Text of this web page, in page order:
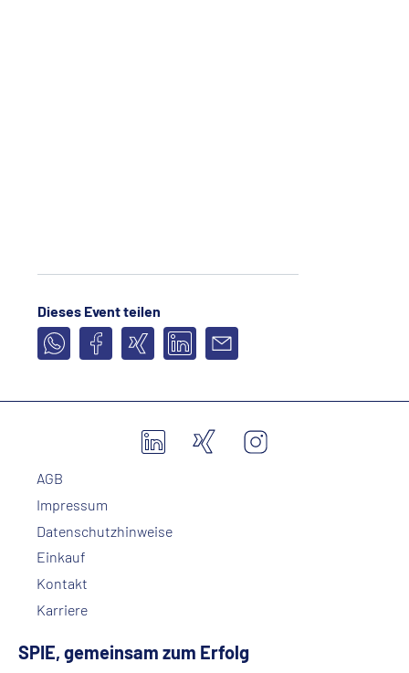
Dieses Event teilen
AGB
Impressum
Datenschutzhinweise
Einkauf
Kontakt
Karriere
SPIE, gemeinsam zum Erfolg